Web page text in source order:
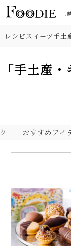
レシピスイーツ手土
「手土産
おすすめアイ